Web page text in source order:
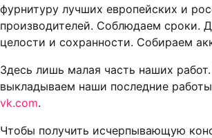
фурнитуру лучших европейских и
производителей. Соблюдаем сроки.
целости и сохранности. Собираем
Здесь лишь малая часть наших работ.
выкладываем наши последние
vk.com.
Чтобы получить исчерпывающую